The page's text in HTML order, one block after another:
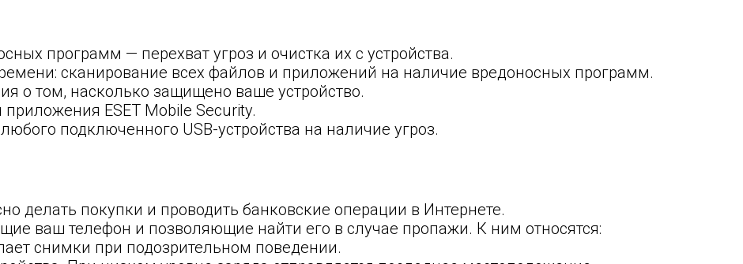
программ — перехват угроз и очистка их с устройства.
сканирование всех файлов и приложений на наличие вредоносных программ.
о том, насколько защищено ваше устройство.
ESET Mobile Security.
подключенного USB-устройства на наличие угроз.
делать покупки и проводить банковские операции в Интернете.
ваш телефон и позволяющие найти его в случае пропажи. К ним относятся:
снимки при подозрительном поведении.